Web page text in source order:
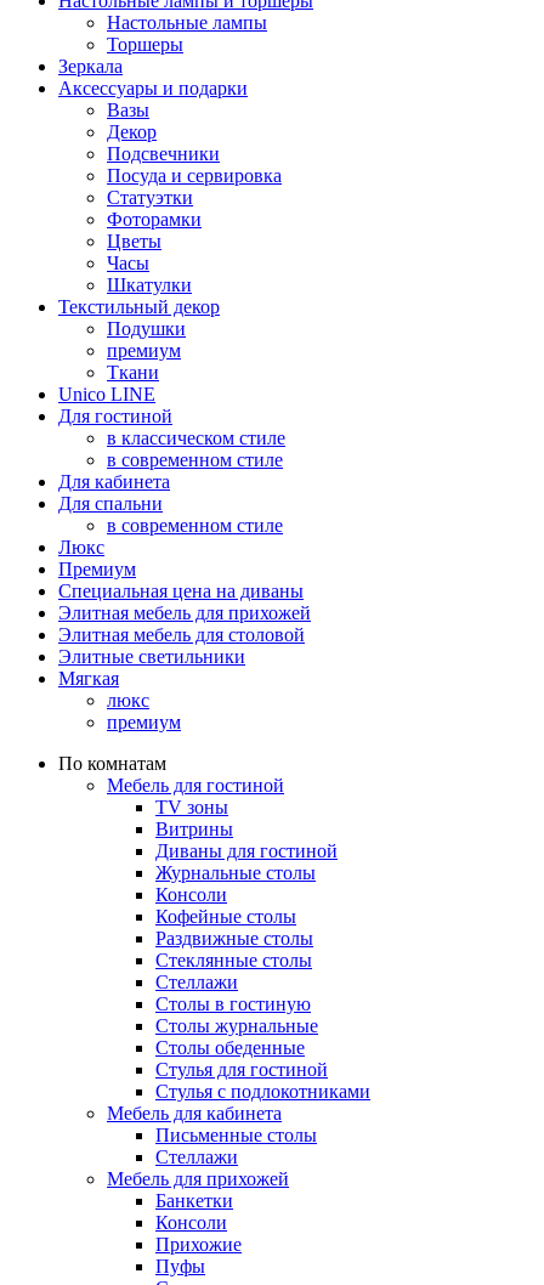
Настольные лампы
Торшеры
Зеркала
Аксессуары и подарки
Вазы
Декор
Подсвечники
Посуда и сервировка
Статуэтки
Фоторамки
Цветы
Часы
Шкатулки
Текстильный декор
Подушки
премиум
Ткани
Unico LINE
Для гостиной
в классическом стиле
в современном стиле
Для кабинета
Для спальни
в современном стиле
Люкс
Премиум
Специальная цена на диваны
Элитная мебель для прихожей
Элитная мебель для столовой
Элитные светильники
Мягкая
люкс
премиум
По комнатам
Мебель для гостиной
TV зоны
Витрины
Диваны для гостиной
Журнальные столы
Консоли
Кофейные столы
Раздвижные столы
Стеклянные столы
Стеллажи
Столы в гостиную
Столы журнальные
Столы обеденные
Стулья для гостиной
Стулья с подлокотниками
Мебель для кабинета
Письменные столы
Стеллажи
Мебель для прихожей
Банкетки
Консоли
Прихожие
Пуфы